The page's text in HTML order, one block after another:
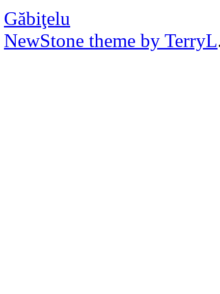
Găbiţelu
NewStone theme by TerryL